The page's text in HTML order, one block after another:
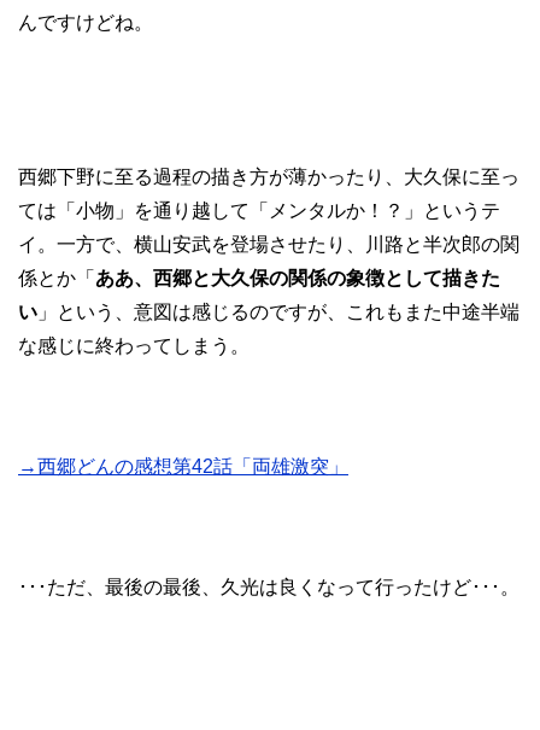
んですけどね。
西郷下野に至る過程の描き方が薄かったり、大久保に至っ
ては「小物」を通り越して「メンタルか！？」というテ
イ。一方で、横山安武を登場させたり、川路と半次郎の関
係とか「 ああ、西郷と大久保の関係の象徴として描きた
い 」という、意図は感じるのですが、これもまた中途半端
な感じに終わってしまう。
→西郷どんの感想第42話「両雄激突」
･･･ただ、最後の最後、久光は良くなって行ったけど･･･。